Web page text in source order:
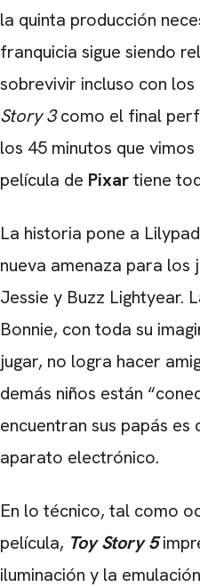
la quinta producción
franquicia sigue siendo
sobrevivir incluso con
Story 3como el final
los 45 minutos que vimos
película de Pixartiene
La historia pone a
nueva amenaza para los
Jessie y Buzz Lightyear.
Bonnie, con toda su
jugar, no logra hacer
demás niños están
encuentran sus papás es
aparato electrónico.
En lo técnico, tal como
película, Toy Story 5
iluminación y la